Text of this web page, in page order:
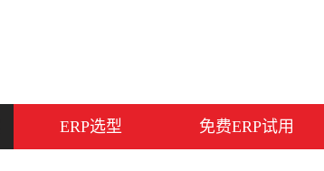
ERP选型 免费ERP试用